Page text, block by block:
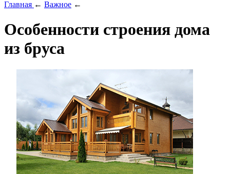
Главная ← Важное ←
Особенности строения дома
из бруса